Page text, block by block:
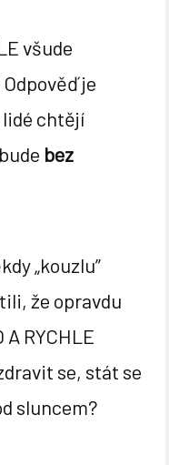
všude
je
lidé chtějí
bez
„kouzlu”
že opravdu
RYCHLE
se, stát se
sluncem?